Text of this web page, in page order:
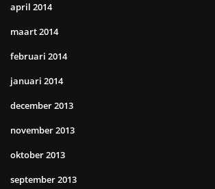
april 2014
maart 2014
februari 2014
januari 2014
december 2013
november 2013
oktober 2013
september 2013